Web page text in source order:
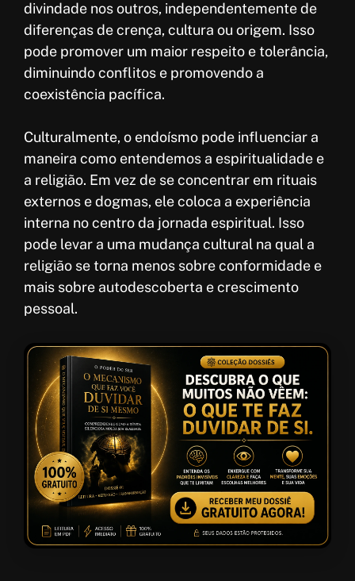
divindade nos outros, independentemente de
diferenças de crença, cultura ou origem. Isso
pode promover um maior respeito e tolerância,
diminuindo conflitos e promovendo a
coexistência pacífica.
Culturalmente, o endoísmo pode influenciar a
maneira como entendemos a espiritualidade e
a religião. Em vez de se concentrar em rituais
externos e dogmas, ele coloca a experiência
interna no centro da jornada espiritual. Isso
pode levar a uma mudança cultural na qual a
religião se torna menos sobre conformidade e
mais sobre autodescoberta e crescimento
pessoal.